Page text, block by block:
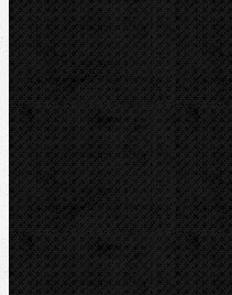
Svěráky a pracovní stoly
Pájení a hořáky
Svářečky plastů
Nůžky